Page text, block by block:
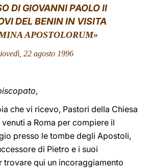
DI GIOVANNI PAOLO II
DEL BENIN IN VISITA
APOSTOLORUM»
22 agosto 1996
,
che vi ricevo, Pastori della Chiesa
venuti a Roma per compiere il
presso le tombe degli Apostoli,
di Pietro e i suoi
trovare qui un incoraggiamento